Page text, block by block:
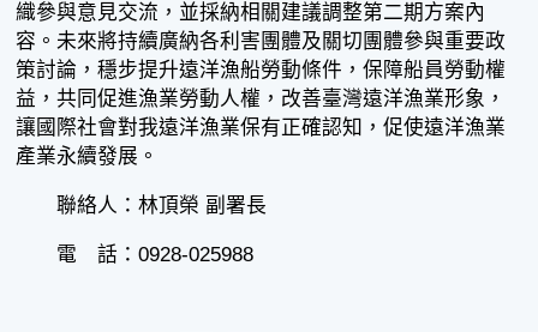
織參與意見交流，並採納相關建議調整第二期方案內
容。未來將持續廣納各利害團體及關切團體參與重要政
策討論，穩步提升遠洋漁船勞動條件，保障船員勞動權
益，共同促進漁業勞動人權，改善臺灣遠洋漁業形象，
讓國際社會對我遠洋漁業保有正確認知，促使遠洋漁業
產業永續發展。
聯絡人：林頂榮 副署長
電 話：0928-025988